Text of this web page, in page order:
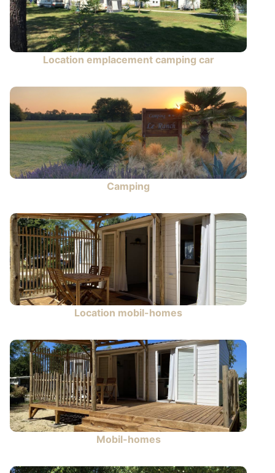
Location emplacement camping car
Camping
Location mobil-homes
Mobil-homes